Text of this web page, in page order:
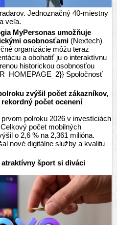
Jednoznačný 40-miestny
veľa.
MyPersonas umožňuje
osobnosťami (Nextech)
organizácie môžu teraz
a obohatiť ju o interaktívnu
historickou osobnosťou
Spoločnosť
zvýšil počet zákazníkov,
počet ocenení
polroku 2026 v investíciách
počet mobilných
o 2,6 % na 2,361 milióna.
nové digitálne služby a kvalitu
atraktívny šport si diváci